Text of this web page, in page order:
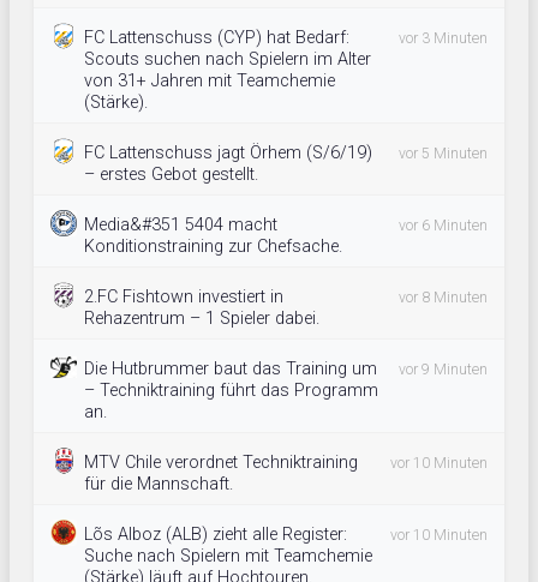
FC Lattenschuss (CYP) hat Bedarf:
Scouts suchen nach Spielern im Alter
von 31+ Jahren mit Teamchemie
(Stärke).
vor 3 Minuten
FC Lattenschuss jagt Örhem (S/6/19)
– erstes Gebot gestellt.
vor 5 Minuten
Media&#351 5404 macht
Konditionstraining zur Chefsache.
vor 6 Minuten
2.FC Fishtown investiert in
Rehazentrum – 1 Spieler dabei.
vor 8 Minuten
Die Hutbrummer baut das Training um
– Techniktraining führt das Programm
an.
vor 9 Minuten
MTV Chile verordnet Techniktraining
für die Mannschaft.
vor 10 Minuten
Lõs Alboz (ALB) zieht alle Register:
Suche nach Spielern mit Teamchemie
vor 10 Minuten